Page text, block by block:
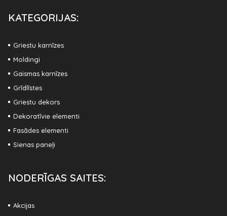
KATEGORIJAS:
Griestu karnīzes
Moldingi
Gaismas karnīzes
Grīdlīstes
Griestu dekors
Dekoratīvie elementi
Fasādes elementi
Sienas paneļi
NODERĪGAS SAITES:
Akcijas